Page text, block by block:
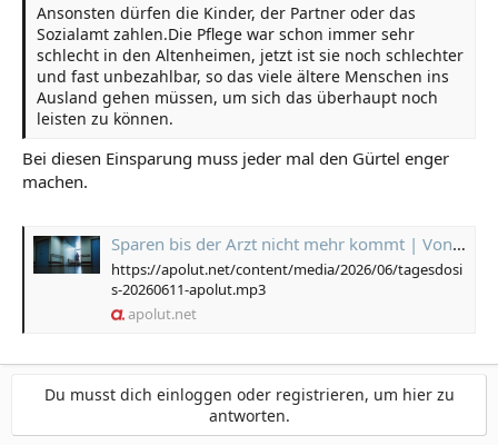
Ansonsten dürfen die Kinder, der Partner oder das
Sozialamt zahlen.Die Pflege war schon immer sehr
schlecht in den Altenheimen, jetzt ist sie noch schlechter
und fast unbezahlbar, so das viele ältere Menschen ins
Ausland gehen müssen, um sich das überhaupt noch
leisten zu können.
Bei diesen Einsparung muss jeder mal den Gürtel enger
machen.
Sparen bis der Arzt nicht mehr kommt | Von Janine Beicht
https://apolut.net/content/media/2026/06/tagesdosi
s-20260611-apolut.mp3
apolut.net
Du musst dich einloggen oder registrieren, um hier zu
antworten.